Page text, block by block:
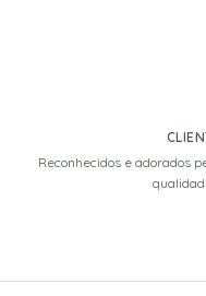
Reconhecidos e adorados